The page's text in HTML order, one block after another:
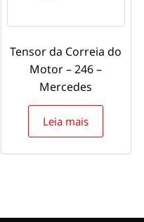
Tensor da Correia do
Motor – 246 –
Mercedes
Leia mais